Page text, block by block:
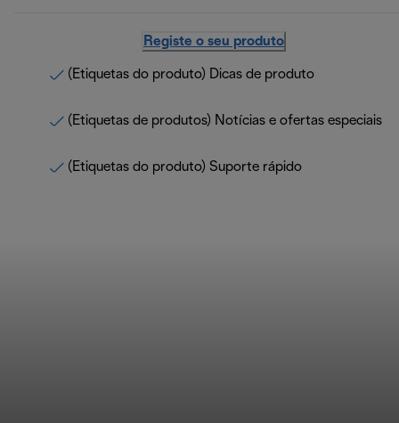
Registe o seu produto
(Etiquetas do produto) Dicas de produto
(Etiquetas de produtos) Notícias e ofertas especiais
(Etiquetas do produto) Suporte rápido